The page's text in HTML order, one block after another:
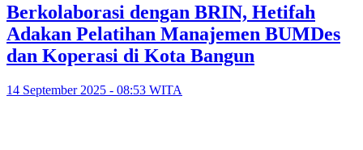
Berkolaborasi dengan BRIN, Hetifah
Adakan Pelatihan Manajemen BUMDes
dan Koperasi di Kota Bangun
14 September 2025 - 08:53 WITA